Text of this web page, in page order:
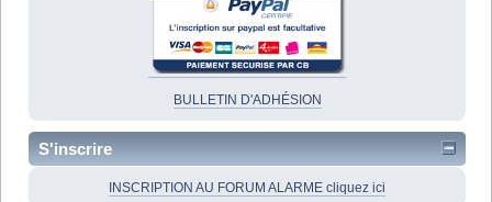
BULLETIN D'ADHÉSION
S'inscrire
INSCRIPTION AU FORUM ALARME cliquez ici